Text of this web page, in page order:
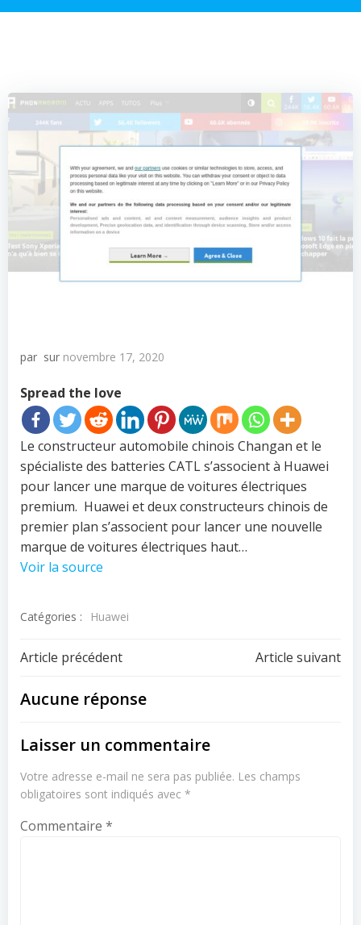
par sur novembre 17, 2020
Spread the love
Le constructeur automobile chinois Changan et le
spécialiste des batteries CATL s’associent à Huawei
pour lancer une marque de voitures électriques
premium. Huawei et deux constructeurs chinois de
premier plan s’associent pour lancer une nouvelle
marque de voitures électriques haut…
Voir la source
Catégories : Huawei
Navigation
de
l’article
Article précédent
Navigation
l’article
Article suivant
Aucune réponse
Laisser un commentaire
Votre adresse e-mail ne sera pas publiée. Les champs
obligatoires sont indiqués avec *
Commentaire *